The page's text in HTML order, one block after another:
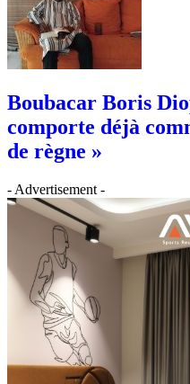
Boubacar Boris
comporte déjà
de règne »
- Advertisement -